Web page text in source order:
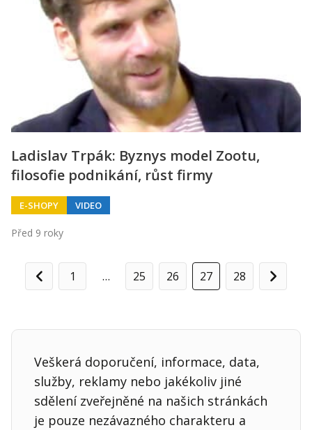
Ladislav Trpák: Byznys model Zootu,
filosofie podnikání, růst firmy
E-SHOPY VIDEO
Před 9 roky
Předchozí
1 … 25 26 27 28
Další
Veškerá doporučení, informace, data,
služby, reklamy nebo jakékoliv jiné
sdělení zveřejněné na našich stránkách
je pouze nezávazného charakteru a